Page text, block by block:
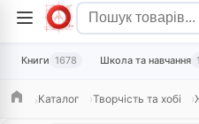
Книги 1678 Школа та навчання
ГоловнаКаталог Творчість та хобі